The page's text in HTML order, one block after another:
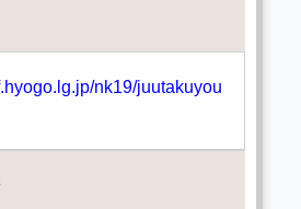
nk19/juutakuyou